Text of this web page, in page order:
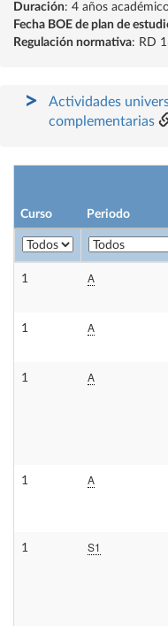
Duración: 4 años
Fecha BOE de plan de
Regulación normativa: RD
Actividades
complementarias
Curso Periodo
1 A
1 A
1 A
1 A
1 S1